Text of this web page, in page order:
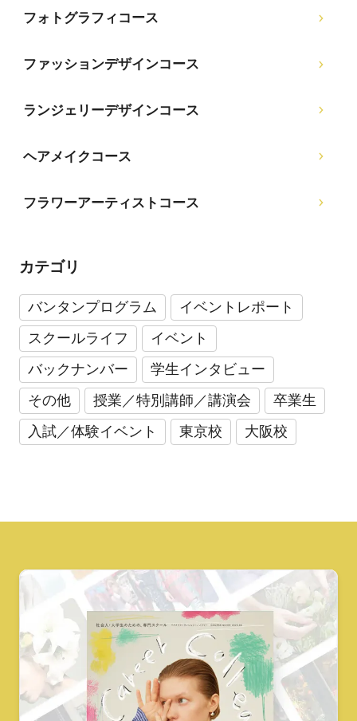
フォトグラフィコース
ファッションデザインコース
ランジェリーデザインコース
ヘアメイクコース
フラワーアーティストコース
カテゴリ
バンタンプログラム
イベントレポート
スクールライフ
イベント
バックナンバー
学生インタビュー
その他
授業／特別講師／講演会
卒業生
入試／体験イベント
東京校 大阪校